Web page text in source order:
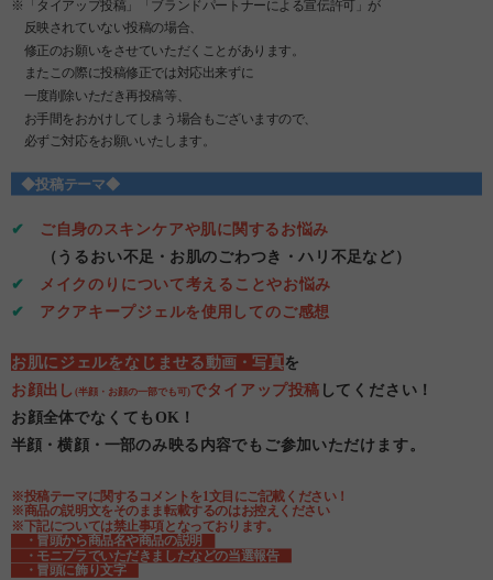
※
「タイアップ投稿」「ブランドパートナーによる宣伝許可」が
反映されていない投稿の場合、
修正のお願いをさせていただくことがあります。
またこの際に投稿修正では対応出来ずに
一度削除いただき再投稿等、
お手間をおかけしてしまう場合もございますので、
必ずご対応をお願いいたします。
◆投稿テーマ◆
✔ ご自身のスキンケアや肌に関するお悩み
（うるおい不足・お肌のごわつき・ハリ不足など）
✔
メイクのりについて考えることやお悩み
✔ アクアキープジェルを使用してのご感想
お肌にジェルをなじませる動画・写真を
お顔出し (半顔・お顔の一部でも可)でタイアップ投稿 してください！
お顔全体でなくてもOK！
半顔・横顔・一部のみ映る内容でもご参加いただけます。
※投稿テーマに関するコメントを1文目にご記載ください！
※商品の説明文をそのまま転載するのはお控えください
※下記については禁止事項となっております。
・冒頭から商品名や商品の説明
・モニプラでいただきましたなどの当選報告
・冒頭に飾り文字